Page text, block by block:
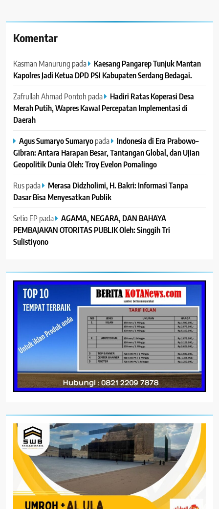
Komentar
Kasman Manurung pada
Kaesang Pangarep Tunjuk Mantan
Kapolres Jadi Ketua DPD PSI Kabupaten Serdang Bedagai. ‎ ‎
Zafrullah Ahmad Pontoh pada
Hadiri Ratas Koperasi Desa
Merah Putih, Wapres Kawal Percepatan Implementasi di
Daerah
Agus Sumaryo Sumaryopada
Indonesia di Era Prabowo–
Gibran: Antara Harapan Besar, Tantangan Global, dan Ujian
Geopolitik Dunia Oleh: Troy Evelon Pomalingo
Ruspada
Merasa Didzholimi, H. Bakri: Informasi Tanpa
Dasar Bisa Menyesatkan Publik
Setio EP pada
AGAMA, NEGARA, DAN BAHAYA
PEMBAJAKAN OTORITAS PUBLIK Oleh: Singgih Tri
Sulistiyono